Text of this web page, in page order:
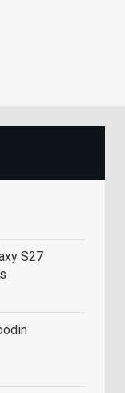
S27